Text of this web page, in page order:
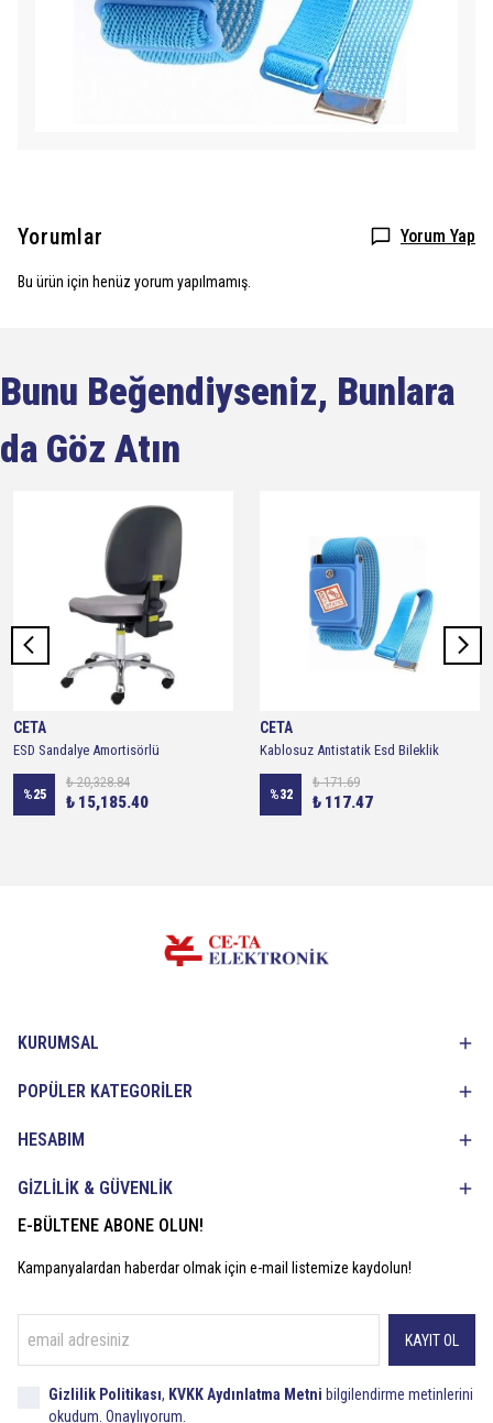
Yorumlar Yorum Yap
Bu ürün için henüz yorum yapılmamış.
Bunu Beğendiyseniz, Bunlara
da Göz Atın
CETA
ESD Sandalye Amortisörlü
%25
₺ 20,328.84
₺ 15,185.40
CETA
Kablosuz Antistatik Esd Bileklik
%32
₺ 171.69
₺ 117.47
KURUMSAL
POPÜLER KATEGORİLER
HESABIM
GİZLİLİK & GÜVENLİK
E-BÜLTENE ABONE OLUN!
Kampanyalardan haberdar olmak için e-mail listemize kaydolun!
KAYIT OL
Gizlilik Politikası, KVKK Aydınlatma Metni bilgilendirme metinlerini
okudum. Onaylıyorum.